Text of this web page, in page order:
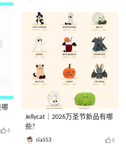
哪
6
Jellycat｜2026万圣节新品有哪
些?
sia553 6